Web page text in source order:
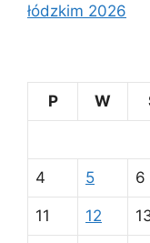
łódzkim 2026
P
W
4 5 6
11 12